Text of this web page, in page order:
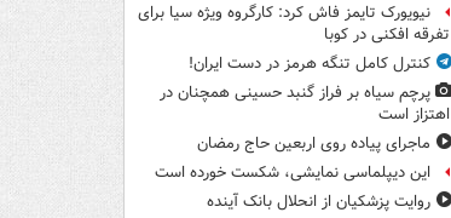
نیویورک تایمز فاش کرد: کارگروه ویژه سیا برای
تفرقه افکنی در کوبا
کنترل کامل تنگه هرمز در دست ایران!
پرچم سیاه بر فراز گنبد حسینی همچنان در
اهتزاز است
ماجرای پیاده روی اربعین حاج رمضان
این دیپلماسی نمایشی، شکست خورده است
روایت پزشکیان از انحلال بانک آینده